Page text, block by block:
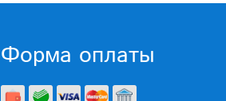
Форма оплаты